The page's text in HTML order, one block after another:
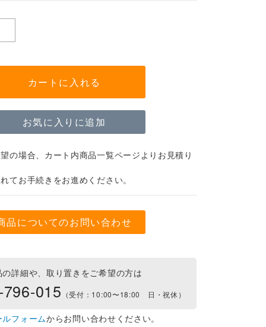
カートに入れる
お気に入りに追加
の場合、カート内商品一覧ページよりお見積り
てお手続きをお進めください。
品についてのお問い合わせ
の詳細や、取り置きをご希望の方は
015 （受付：10:00〜18:00 日・祝休）
ルフォームからお問い合わせください。